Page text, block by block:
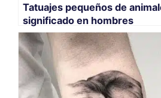
Tatuajes pequeños de
significado en hombres